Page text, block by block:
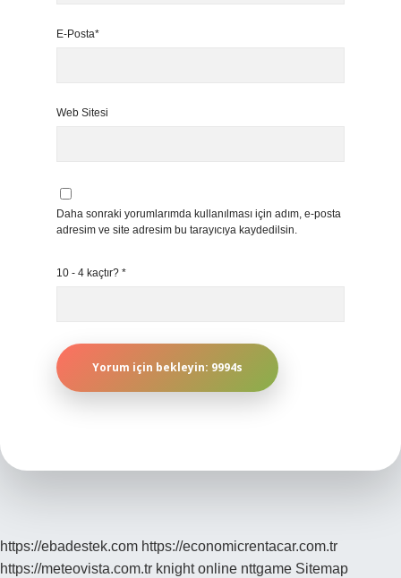
E-Posta*
Web Sitesi
Daha sonraki yorumlarımda kullanılması için adım, e-posta
adresim ve site adresim bu tarayıcıya kaydedilsin.
10 - 4 kaçtır? *
https://ebadestek.com https://economicrentacar.com.tr
https://meteovista.com.tr knight online nttgame Sitemap